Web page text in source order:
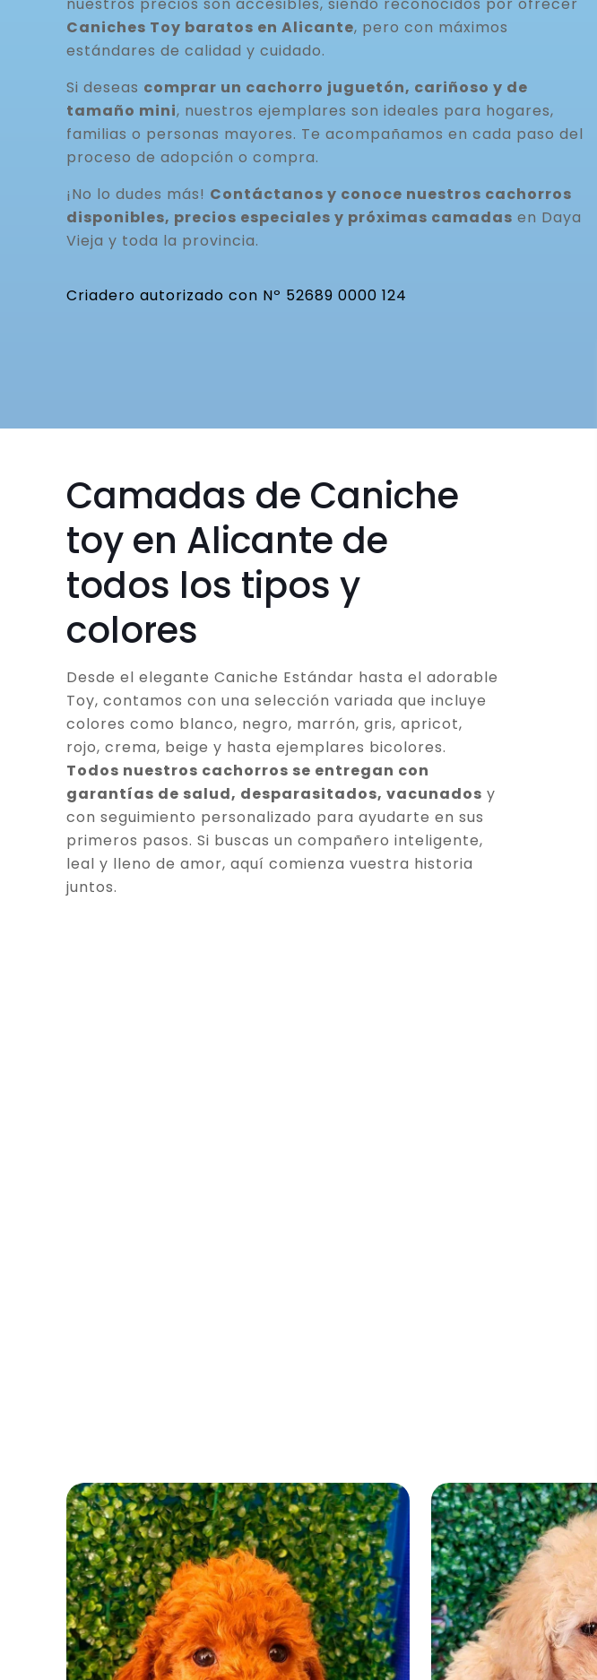
Caniches Toy baratos en Alicante, pero con máximos
estándares de calidad y cuidado.
Si deseas comprar un cachorro juguetón, cariñoso y de
tamaño mini, nuestros ejemplares son ideales para hogares,
familias o personas mayores. Te acompañamos en cada paso del
proceso de adopción o compra.
¡No lo dudes más! Contáctanos y conoce nuestros cachorros
disponibles, precios especiales y próximas camadas en Daya
Vieja y toda la provincia.
Criadero autorizado con Nº 52689 0000 124
Camadas de Caniche
toy en Alicante de
todos los tipos y
colores
Desde el elegante Caniche Estándar hasta el adorable
Toy, contamos con una selección variada que incluye
colores como blanco, negro, marrón, gris, apricot,
rojo, crema, beige y hasta ejemplares bicolores.
Todos nuestros cachorros se entregan con
garantías de salud, desparasitados, vacunados y
con seguimiento personalizado para ayudarte en sus
primeros pasos. Si buscas un compañero inteligente,
leal y lleno de amor, aquí comienza vuestra historia
juntos.